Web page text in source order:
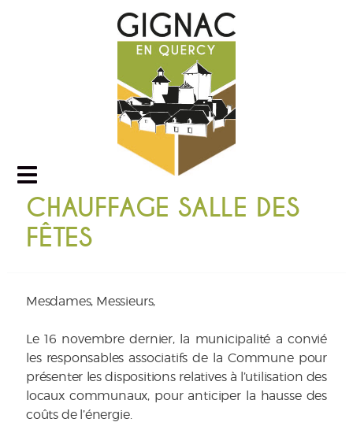
CHAUFFAGE SALLE DES
FÊTES
Mesdames, Messieurs,
Le 16 novembre dernier, la municipalité a convié
les responsables associatifs de la Commune pour
présenter les dispositions relatives à l’utilisation des
locaux communaux, pour anticiper la hausse des
coûts de l’énergie.